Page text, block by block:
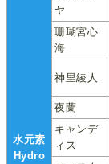
水元素
Hydro
ヤ
珊瑚宮心
海
神里綾人
夜蘭
キャンデ
ィス